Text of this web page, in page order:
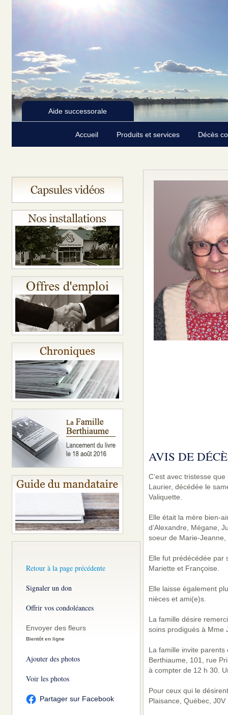
Aide successorale
Accueil Produits et services Décès
Retour à la page précédente
Signaler un don
Offrir vos condoléances
Envoyer des fleurs
Bientôt en ligne
Ajouter des photos
Voir les photos
Partager sur Facebook
AVIS DE
C’est avec tristesse
Laurier, décédée le
Valiquette.
Elle était la mère bien-
d’Alexandre, Mégane,
soeur de Marie-
Elle fut prédécédée par
Mariette et Françoise.
Elle laisse également
nièces et ami(e)s.
La famille désire
soins prodigués à Mme
La famille invite
Berthiaume, 101, rue
à compter de 12 h 30.
Pour ceux qui le
Plaisance, Québec,